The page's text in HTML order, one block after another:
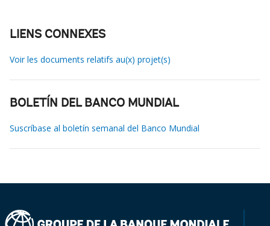
LIENS CONNEXES
Voir les documents relatifs au(x) projet(s)
BOLETÍN DEL BANCO MUNDIAL
Suscríbase al boletín semanal del Banco Mundial